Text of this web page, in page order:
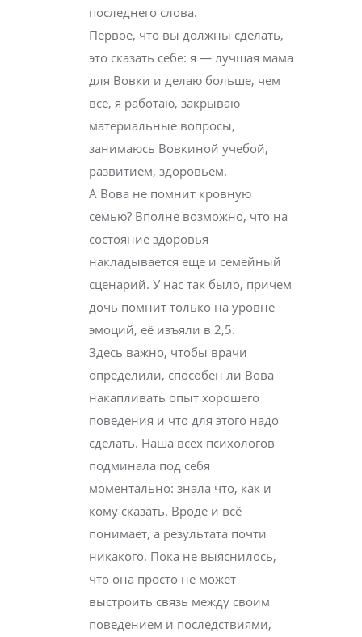
последнего слова.
Первое, что вы должны сделать,
это сказать себе: я — лучшая мама
для Вовки и делаю больше, чем
всё, я работаю, закрываю
материальные вопросы,
занимаюсь Вовкиной учебой,
развитием, здоровьем.
А Вова не помнит кровную
семью? Вполне возможно, что на
состояние здоровья
накладывается еще и семейный
сценарий. У нас так было, причем
дочь помнит только на уровне
эмоций, её изъяли в 2,5.
Здесь важно, чтобы врачи
определили, способен ли Вова
накапливать опыт хорошего
поведения и что для этого надо
сделать. Наша всех психологов
подминала под себя
моментально: знала что, как и
кому сказать. Вроде и всё
понимает, а результата почти
никакого. Пока не выяснилось,
что она просто не может
выстроить связь между своим
поведением и последствиями,